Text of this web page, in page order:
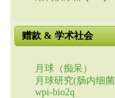
赠款 & 学术社会
月球（痴呆）
月球研究(肠内细
wpi-bio2q